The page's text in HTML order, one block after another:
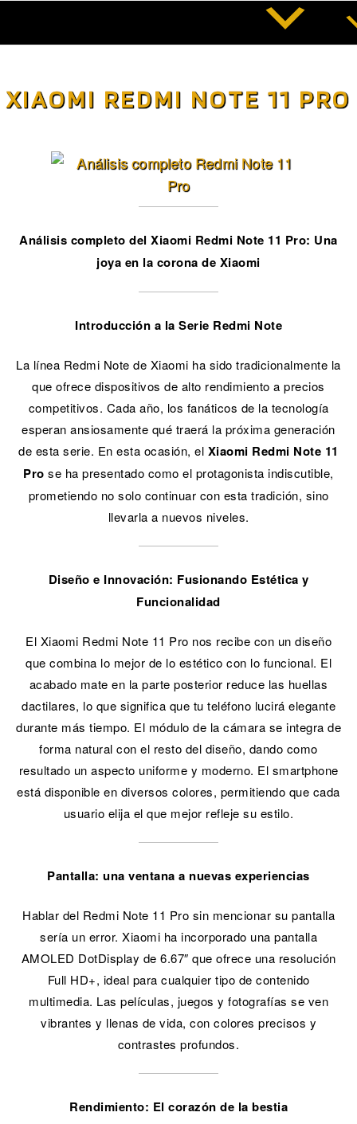
XIAOMI REDMI NOTE 11 PRO
Análisis completo del Xiaomi Redmi Note 11 Pro: Una
joya en la corona de Xiaomi
Introducción a la Serie Redmi Note
La línea Redmi Note de Xiaomi ha sido tradicionalmente la
que ofrece dispositivos de alto rendimiento a precios
competitivos. Cada año, los fanáticos de la tecnología
esperan ansiosamente qué traerá la próxima generación
de esta serie. En esta ocasión, el Xiaomi Redmi Note 11
Pro se ha presentado como el protagonista indiscutible,
prometiendo no solo continuar con esta tradición, sino
llevarla a nuevos niveles.
Diseño e Innovación: Fusionando Estética y
Funcionalidad
El Xiaomi Redmi Note 11 Pro nos recibe con un diseño
que combina lo mejor de lo estético con lo funcional. El
acabado mate en la parte posterior reduce las huellas
dactilares, lo que significa que tu teléfono lucirá elegante
durante más tiempo. El módulo de la cámara se integra de
forma natural con el resto del diseño, dando como
resultado un aspecto uniforme y moderno. El smartphone
está disponible en diversos colores, permitiendo que cada
usuario elija el que mejor refleje su estilo.
Pantalla: una ventana a nuevas experiencias
Hablar del Redmi Note 11 Pro sin mencionar su pantalla
sería un error. Xiaomi ha incorporado una pantalla
AMOLED DotDisplay de 6.67″ que ofrece una resolución
Full HD+, ideal para cualquier tipo de contenido
multimedia. Las películas, juegos y fotografías se ven
vibrantes y llenas de vida, con colores precisos y
contrastes profundos.
Rendimiento: El corazón de la bestia